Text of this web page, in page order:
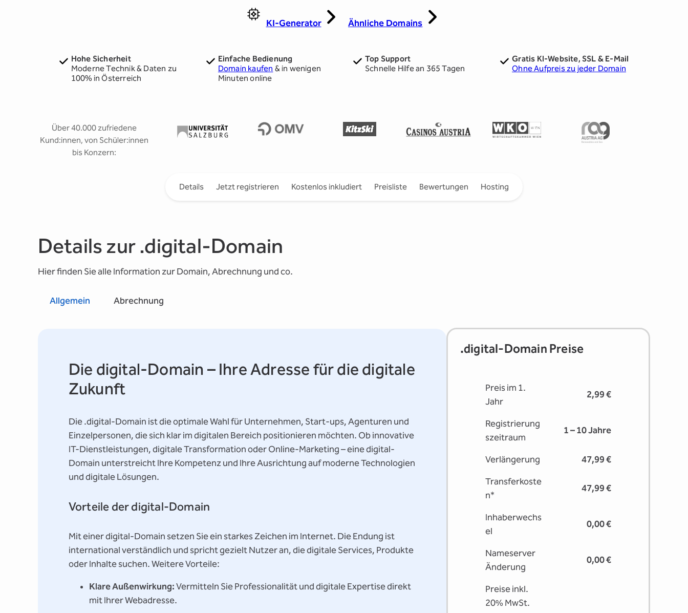
KI-Generator Ähnliche Domains
Hohe Sicherheit
Moderne Technik & Daten zu
100% in Österreich
Einfache Bedienung
Domain kaufen & in wenigen
Minuten online
Top Support
Schnelle Hilfe an 365 Tagen
Gratis KI-Website, SSL & E-Mail
Ohne Aufpreis zu jeder Domain
Über 40.000 zufriedene
Kund:innen, von Schüler:innen
bis Konzern:
Details Jetzt registrieren Kostenlos inkludiert Preisliste Bewertungen Hosting
Details zur .digital-Domain
Hier finden Sie alle Information zur Domain, Abrechnung und co.
Allgemein Abrechnung
Die digital-Domain – Ihre Adresse für die digitale
Zukunft
Die .digital-Domain ist die optimale Wahl für Unternehmen, Start-ups, Agenturen und
Einzelpersonen, die sich klar im digitalen Bereich positionieren möchten. Ob innovative
IT-Dienstleistungen, digitale Transformation oder Online-Marketing – eine digital-
Domain unterstreicht Ihre Kompetenz und Ihre Ausrichtung auf moderne Technologien
und digitale Lösungen.
Vorteile der digital-Domain
Mit einer digital-Domain setzen Sie ein starkes Zeichen im Internet. Die Endung ist
international verständlich und spricht gezielt Nutzer an, die digitale Services, Produkte
oder Inhalte suchen. Weitere Vorteile:
Klare Außenwirkung:Vermitteln Sie Professionalität und digitale Expertise direkt
mit Ihrer Webadresse.
.digital-Domain Preise
Preis im 1.
Jahr
2,99 €
Registrierung
s­zeitraum
1 – 10 Jahre
Verlängerung 47,99 €
Transferkoste
n*
47,99 €
Inhaberwechs
el
0,00 €
Nameserver
Änderung
0,00 €
Preise inkl.
20% MwSt.